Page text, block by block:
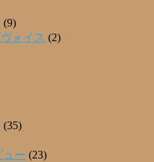
(9)
ォイス (2)
(35)
ュー (23)